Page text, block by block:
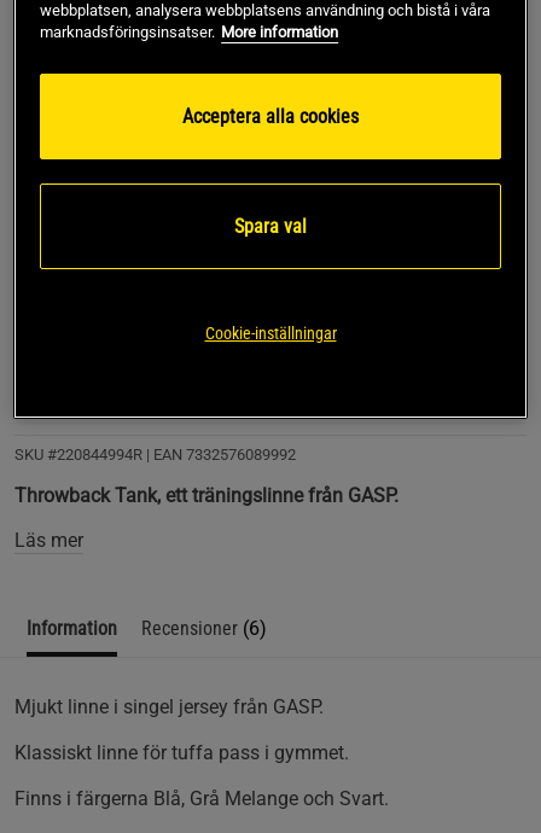
Fri frakt över 499 kr Fri retur 14 dagars ångerrätt
Framröstad topprecension
SKU #220844994R | EAN 7332576089992
Throwback Tank, ett träningslinne från GASP.
Läs mer
Information Recensioner (6)
Mjukt linne i singel jersey från GASP.
Klassiskt linne för tuffa pass i gymmet.
Finns i färgerna Blå, Grå Melange och Svart.
webbplatsen, analysera webbplatsens användning och bistå i våra
marknadsföringsinsatser. More information
Acceptera alla cookies
Spara val
Cookie-inställningar